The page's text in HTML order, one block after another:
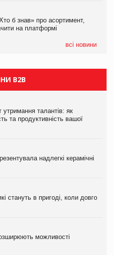
б знав» про асортимент,
на платформі
всі новини
мережу магазинів
B2B
утримання талантів: як
та продуктивність вашої
надлегкі керамічні
стануть в пригоді, коли довго
можливості